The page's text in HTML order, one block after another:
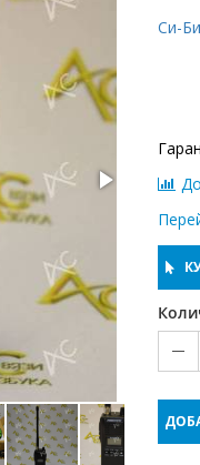
Си-